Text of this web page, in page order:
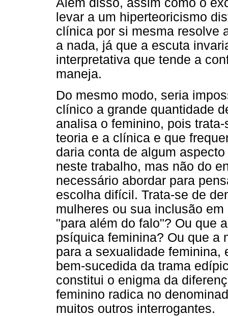
Além disso, assim como o
levar a um hiperteoricismo
clínica por si mesma resolve
a nada, já que a escuta
interpretativa que tende a
maneja.
Do mesmo modo, seria
clínico a grande quantidade
analisa o feminino, pois
teoria e a clínica e que
daria conta de algum
neste trabalho, mas não do
necessário abordar para
escolha difícil. Trata-se de
mulheres ou sua inclusão
"para além do falo"? Ou que
psíquica feminina? Ou que a
para a sexualidade feminina,
bem-sucedida da trama
constitui o enigma da
feminino radica no
muitos outros interrogantes.